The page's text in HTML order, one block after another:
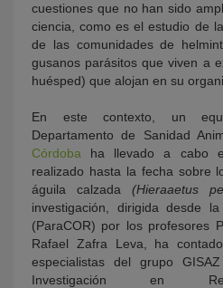
cuestiones que no han sido
ciencia, como es el estudio de
de las comunidades de
gusanos parásitos que viven a
huésped) que alojan en su
En este contexto, un
Departamento de Sanidad
Córdoba ha llevado a cabo
realizado hasta la fecha sobre
águila calzada (Hieraaetus
investigación, dirigida desde
(ParaCOR) por los profesores
Rafael Zafra Leva, ha
especialistas del grupo
Investigación en